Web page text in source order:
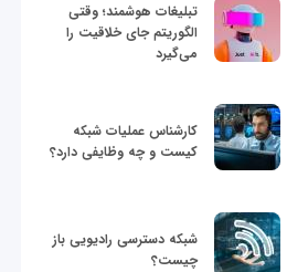
تبلیغات هوشمند؛ وقتی
الگوریتم جای خلاقیت را
می‌گیرد
کارشناس عملیات شبکه
کیست و چه وظایفی دارد؟
شبکه دسترسی رادیویی باز
چیست؟